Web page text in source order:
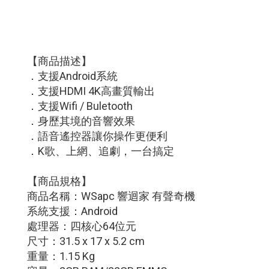
【商品描述】
．支援Android系統
．支援HDMI 4K高畫質輸出
．支援Wifi / Buletooth
．身歷其境的音響效果
．語音遙控器讓你操作更便利
．K歌、上網、追劇，一台搞定
【商品規格】
商品名稱：WSapc 響迴家 有聲奇機
系統支援：Android
處理器：四核心64位元
尺寸：31.5 x 17 x 5.2 cm
重量：1.15 Kg